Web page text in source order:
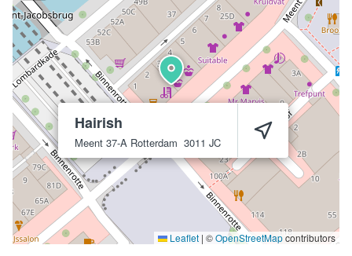
Hairish
Meent 37-A Rotterdam 3011 JC
Leaflet | ©OpenStreetMapcontributors